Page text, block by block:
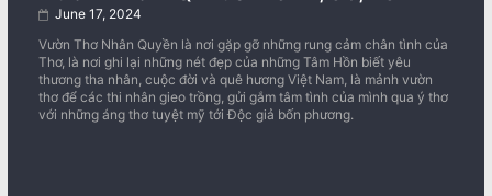
June 17, 2024
Vườn Thơ Nhân Quyền là nơi gặp gỡ những rung cảm chân tình của
Thơ, là nơi ghi lại những nét đẹp của những Tâm Hồn biết yêu
thương tha nhân, cuộc đời và quê hương Việt Nam, là mảnh vườn
thơ để các thi nhân gieo trồng, gửi gắm tâm tình của mình qua ý thơ
với những áng thơ tuyệt mỹ tới Độc giả bốn phương.